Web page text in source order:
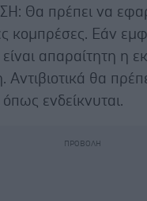
Θα πρέπει να
κομπρέσες. Εάν
απαραίτητη η
Αντιβιοτικά θα
ενδείκνυται.